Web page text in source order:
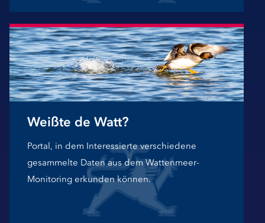
Weißte de Watt?
Portal, in dem Interessierte verschiedene
gesammelte Daten aus dem Wattenmeer-
Monitoring erkunden können.